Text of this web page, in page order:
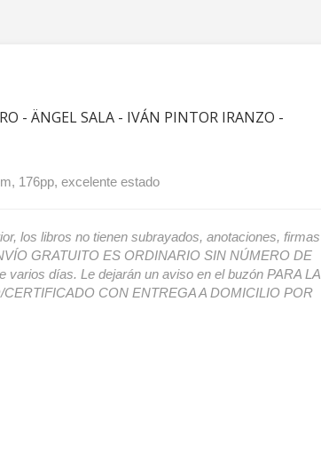
- ÄNGEL SALA - IVÁN PINTOR IRANZO -
176pp, excelente estado
los libros no tienen subrayados, anotaciones, firmas
GRATUITO ES ORDINARIO SIN NÚMERO DE
días. Le dejarán un aviso en el buzón PARA LA
CON ENTREGA A DOMICILIO POR